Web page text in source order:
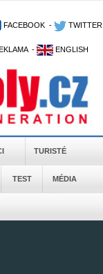
FACEBOOK - TWITTER
- ENGLISH
TURISTÉ
TEST MÉDIA